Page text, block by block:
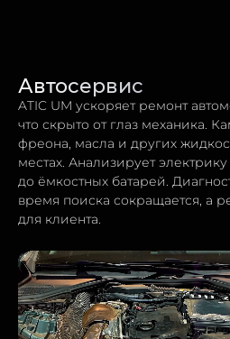
Автосервис
ATIC UM ускоряет ремонт
что скрыто от глаз механика.
фреона, масла и других
местах. Анализирует
до ёмкостных батарей.
время поиска сокращается, а
для клиента.